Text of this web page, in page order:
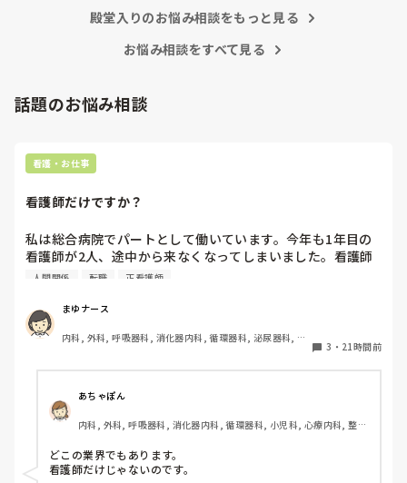
朝の情報収集にも時間がかかり、結果、患者のことがわから
の意味があるのか疑問です。
やったことないの！？もう10ヶ月なんだから、未経験なこと
新人さんが可愛そう、と感じることもある反面、ペアの先輩
が何か処置をしているけど、ペアの新人はのんびり記録して
がいいんじゃないの？」と声をかけても、「記録終わってな
早く色々覚えたい！という、意欲があまり感じられず…これ
はPNS云々よりも、その新人の性格かな？とも思いました
が、ほとんどの新人に当てはまりました。。。時代柄でしょ
私はどちらかといえば、PNSは好きじゃありません。
でもPNSでやれというからには、もっと業務量に見合った、
新人を指導しながら業務ができるゆとりが欲しいです。
いと思いますか？
の向き合い方になると思いますよ🎵僕は昔の人間なので、昔は
いと思います。昔は患者様、スタッフ全員に目を配れる人が沢
るなら実施してみてはどうでしょうか⁉️そういう事と思います
殿堂入りのお悩み相談をもっと見る
お悩み相談をすべて見る
話題のお悩み相談
看護・お仕事
看護師だけですか？
私は総合病院でパートとして働いています。今年も1年目の
看護師が2人、途中から来なくなってしまいました。看護師
として働いていると、指導の場面で「そこまで強く言わなく
患者さんの安全を守るために、厳しく伝えなければならない
場面があることは理解しています。ただ、内容よりも言い方
こうした厳しい指導や人間関係は、看護師という職業ならで
はなのでしょうか。それとも、他の職種でも同じようなこと
はあるのでしょうか？看護師以外の仕事を経験したことがあ
る方や、転職経験のある方のお話も聞いてみたいです。
人間関係 転職 正看護師
まゆナース
内科, 外科, 呼吸器科, 消化器内科, 循環器科, 泌尿器科, 病
3 ・ 21時間前
あちゃぽん
内科, 外科, 呼吸器科, 消化器内科, 循環器科, 小児科, 心療内科, 整形
合診療科, 救急科, 超急性期, ICU, CCU, HCU, その他の科, ママナー
ス, 外来, 神経内科, 脳神経外科, NICU, 消化器外科, 一般病院, 慢性
期, 回復期, 終末期, オペ室, 透析, 検診・健診
どこの業界でもあります。
看護師だけじゃないのです。